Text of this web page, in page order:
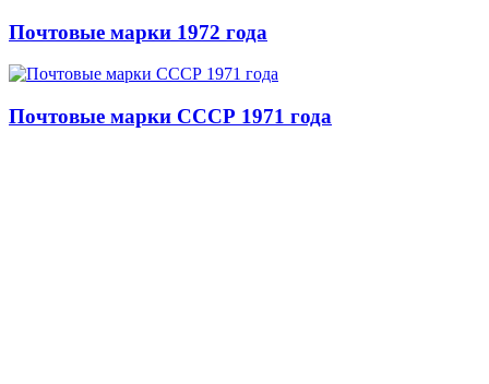
Почтовые марки 1972 года
Почтовые марки СССР 1971 года